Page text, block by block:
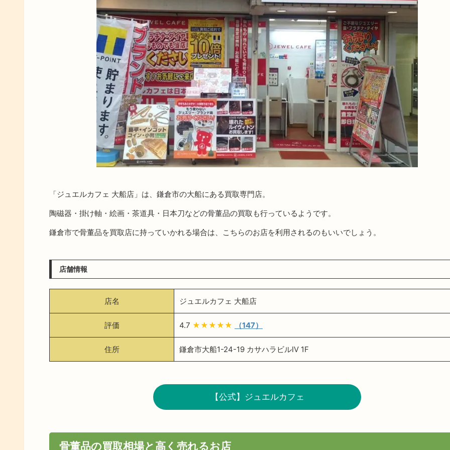
「ジュエルカフェ 大船店」は、鎌倉市の大船にある買取専門店。
陶磁器・掛け軸・絵画・茶道具・日本刀などの骨董品の買取も行っているようです。
鎌倉市で骨董品を買取店に持っていかれる場合は、こちらのお店を利用されるのもいいでしょう。
店舗情報
店名 ジュエルカフェ 大船店
評価 4.7 ★★★★★ （147）
住所 鎌倉市大船1-24-19 カサハラビルⅣ 1F
【公式】ジュエルカフェ
骨董品の買取相場と高く売れるお店